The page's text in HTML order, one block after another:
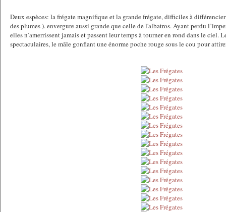
Deux espèces: la frégate magnifique et la grande frégate, difficiles à
des plumes ). envergure aussi grande que celle de l'albatros. Ayant perdu
elles n’amerrissent jamais et passent leur temps à tourner en rond dans le ciel.
spectaculaires, le mâle gonflant une énorme poche rouge sous le cou pour